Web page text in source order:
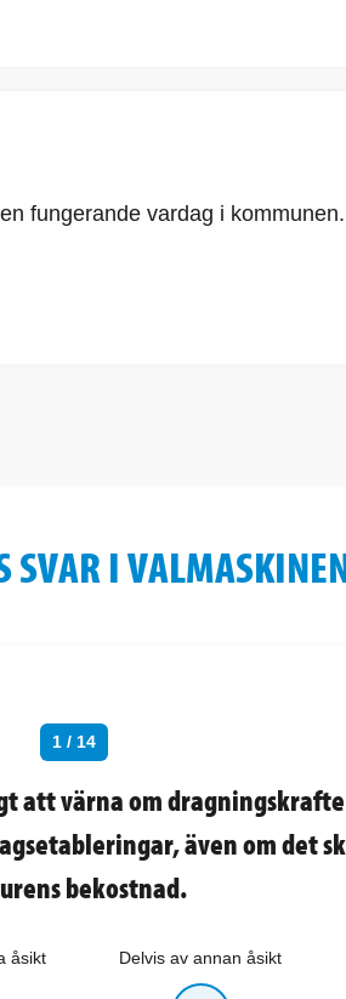
fungerande vardag i
SVAR I
1 / 14
att värna om
även om det
bekostnad.
åsikt Delvis av annan åsikt